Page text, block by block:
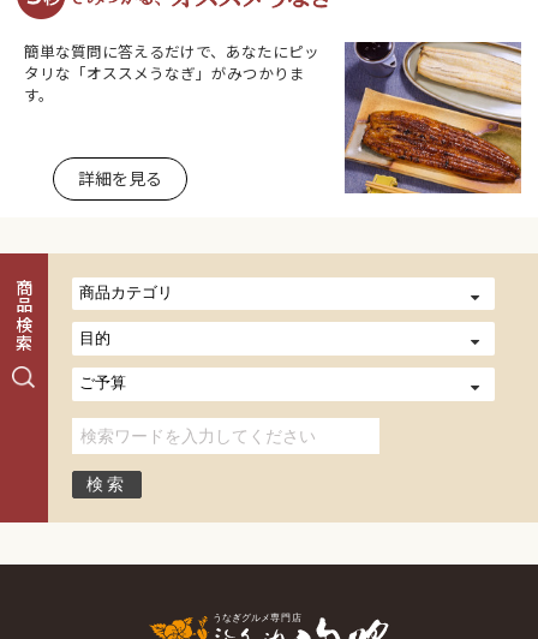
簡単な質問に答えるだけで、あなたにピッ
タリな「オススメうなぎ」がみつかりま
す。
詳細を見る
商品検索